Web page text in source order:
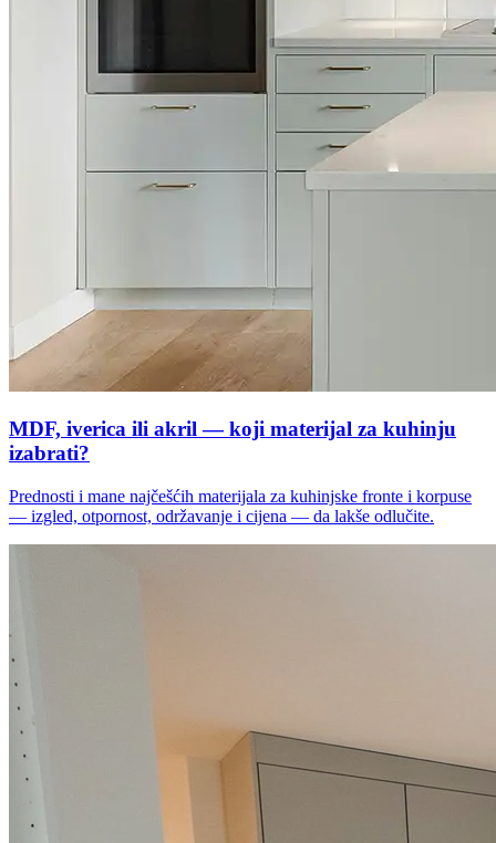
MDF, iverica ili akril — koji materijal za kuhinju
izabrati?
Prednosti i mane najčešćih materijala za kuhinjske fronte i korpuse
— izgled, otpornost, održavanje i cijena — da lakše odlučite.